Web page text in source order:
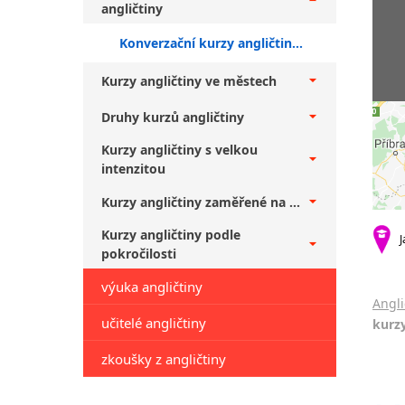
angličtiny
Konverzační kurzy angličtiny Brno + experti
Kurzy angličtiny ve městech
Druhy kurzů angličtiny
Kurzy angličtiny s velkou
intenzitou
Kurzy angličtiny zaměřené na ...
Kurzy angličtiny podle
pokročilosti
výuka angličtiny
učitelé angličtiny
zkoušky z angličtiny